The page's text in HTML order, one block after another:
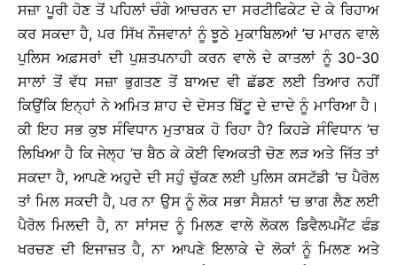
ਸਜ਼ਾ ਪੂਰੀ ਹੋਣ ਤੋਂ ਪਹਿਲਾਂ ਚੰਗੇ ਆਚਰਨ ਦਾ ਸਰਟੀਫਿਕੇਟ ਦੇ ਕੇ ਰਿਹਾਅ
ਕਰ ਸਕਦਾ ਹੈ, ਪਰ ਸਿੱਖ ਨੌਜਵਾਨਾਂ ਨੂੰ ਝੂਠੇ ਮੁਕਾਬਿਲਆਂ ’ਚ ਮਾਰਨ ਵਾਲੇ
ਪੁਲਿਸ ਅਫ਼ਸਰਾਂ ਦੀ ਪੁਸ਼ਤਪਨਾਹੀ ਕਰਨ ਵਾਲੇ ਦੇ ਕਾਤਲਾਂ ਨੂੰ 30-30
ਸਾਲਾਂ ਤੋਂ ਵੱਧ ਸਜ਼ਾ ਭੁਗਤਣ ਤੋਂ ਬਾਅਦ ਵੀ ਛੱਡਣ ਲਈ ਤਿਆਰ ਨਹੀਂ
ਕਿਉਂਕਿ ਇਨ੍ਹਾਂ ਨੇ ਅਮਿਤ ਸ਼ਾਹ ਦੇ ਦੋਸਤ ਬਿੱਟੂ ਦੇ ਦਾਦੇ ਨੂੰ ਮਾਰਿਆ ਹੈ।
ਕੀ ਇਹ ਸਭ ਕੁਝ ਸੰਵਿਧਾਨ ਮੁਤਾਬਕ ਹੋ ਰਿਹਾ ਹੈ? ਕਿਹੜੇ ਸੰਵਿਧਾਨ ’ਚ
ਲਿਖਿਆ ਹੈ ਕਿ ਜੇਲ੍ਹ ’ਚ ਬੈਠ ਕੇ ਕੋਈ ਵਿਅਕਤੀ ਚੋਣ ਲੜ ਅਤੇ ਜਿੱਤ ਤਾਂ
ਸਕਦਾ ਹੈ, ਆਪਣੇ ਅਹੁਦੇ ਦੀ ਸਹੁੰ ਚੁੱਕਣ ਲਈ ਪੁਲਿਸ ਕਸਟੱਡੀ ’ਚ ਪੈਰੋਲ
ਤਾਂ ਮਿਲ ਸਕਦੀ ਹੈ, ਪਰ ਨਾ ਉਸ ਨੂੰ ਲੋਕ ਸਭਾ ਸੈਸ਼ਨਾਂ ’ਚ ਭਾਗ ਲੈਣ ਲਈ
ਪੈਰੋਲ ਮਿਲਦੀ ਹੈ, ਨਾ ਸਾਂਸਦ ਨੂੰ ਮਿਲਣ ਵਾਲੇ ਲੋਕਲ ਡਿਵੈਲਪਮੈਂਟ ਫੰਡ
ਖਰਚਣ ਦੀ ਇਜਾਜ਼ਤ ਹੈ, ਨਾ ਆਪਣੇ ਇਲਾਕੇ ਦੇ ਲੋਕਾਂ ਨੂੰ ਮਿਲਣ ਅਤੇ